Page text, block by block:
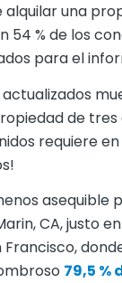
alquilar una
54 % de los
para el
actualizados
de
requiere
asequible
CA, justo
Francisco,
79,5 %